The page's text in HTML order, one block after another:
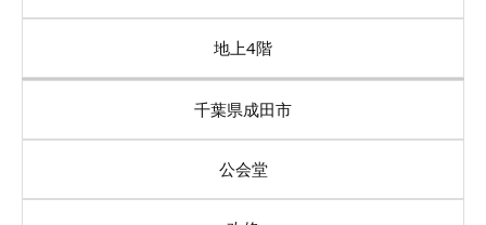
地上4階
千葉県成田市
公会堂